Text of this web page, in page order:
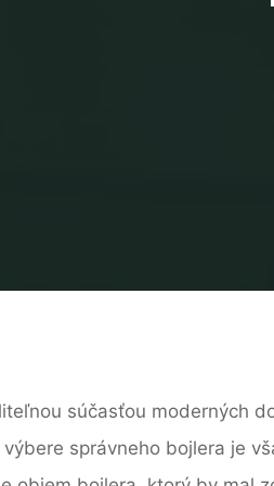
súčasťou moderných
správneho bojlera je